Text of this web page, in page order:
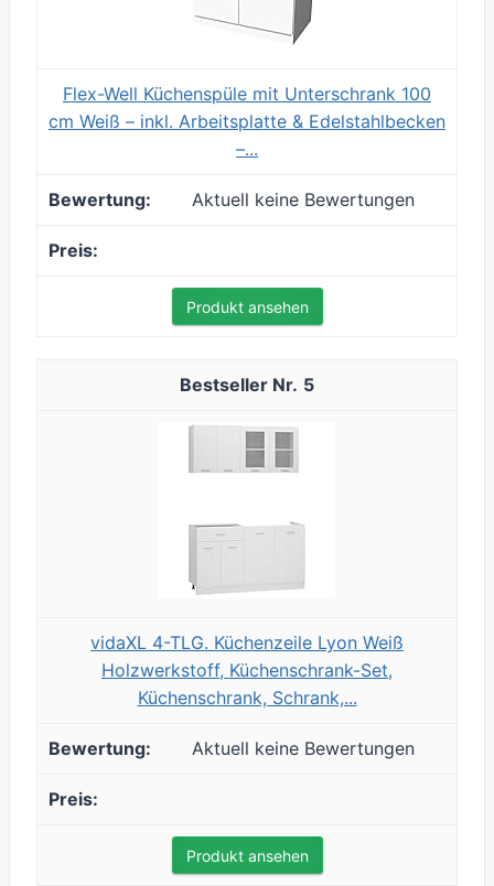
Flex-Well Küchenspüle mit Unterschrank 100
cm Weiß – inkl. Arbeitsplatte & Edelstahlbecken
–...
Aktuell keine Bewertungen
Produkt ansehen
5
vidaXL 4-TLG. Küchenzeile Lyon Weiß
Holzwerkstoff, Küchenschrank-Set,
Küchenschrank, Schrank,...
Aktuell keine Bewertungen
Produkt ansehen